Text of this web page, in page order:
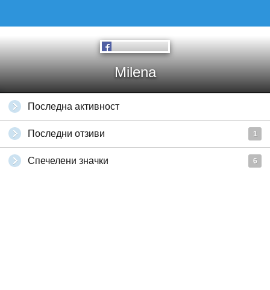
Milena
Последна активност
Последни отзиви 1
Спечелени значки 6